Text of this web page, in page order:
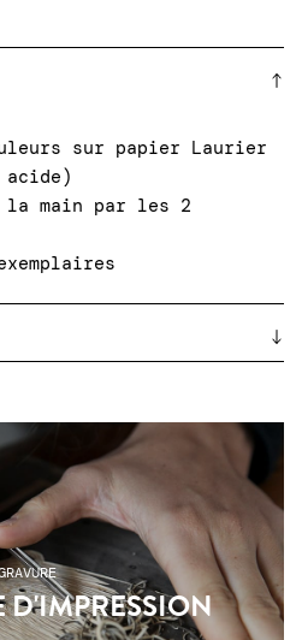
sur papier Laurier
acide)
la main par les 2
renforcés ●
points relais ou click &
mardi au samedi, 11h à
samedi, 11h à 19h00 : +33
de port n'incluent
de douanes pour les
D'IMPRESSION